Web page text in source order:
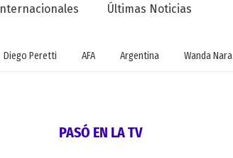
Internacionales Últimas Noticias
Diego Peretti AFA Argentina Wanda Nara
PASÓ EN LA TV